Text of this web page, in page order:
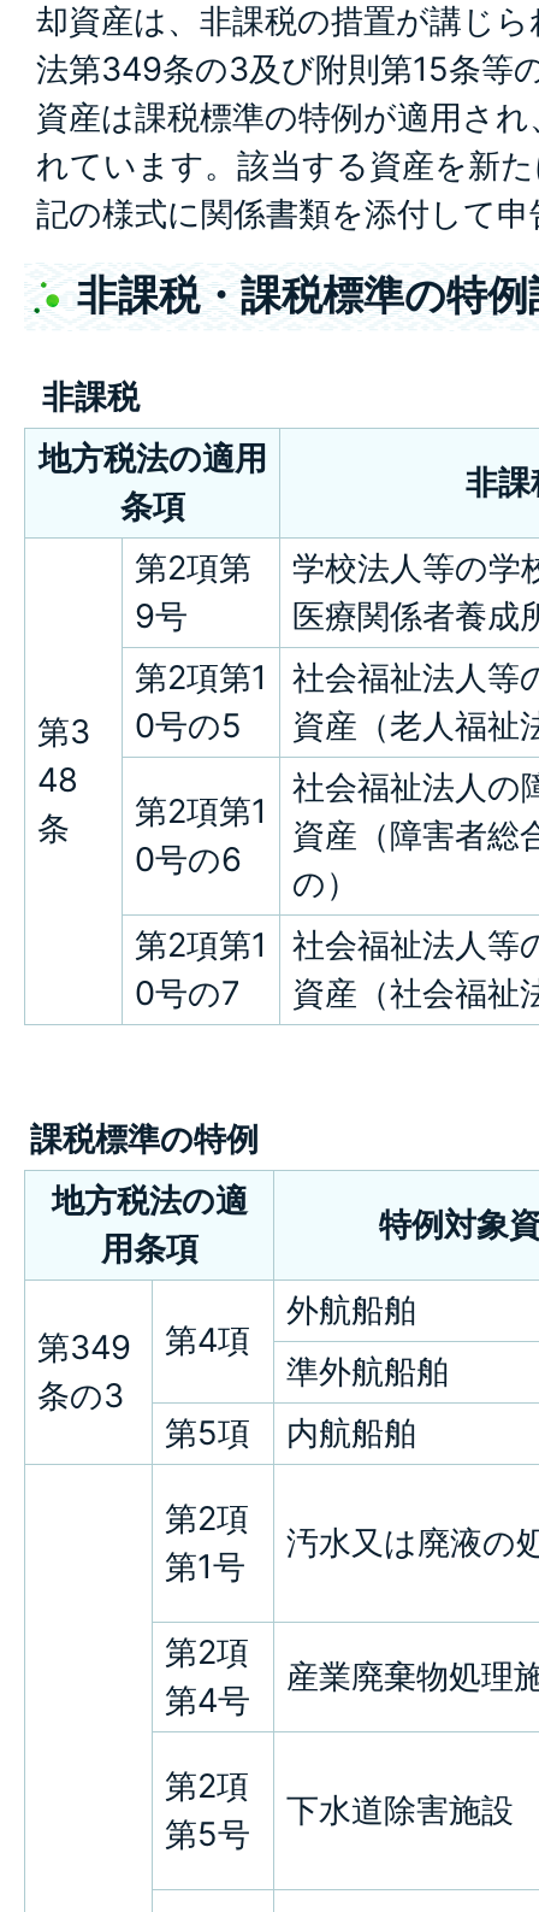
却資産は、非課税の措置が講じ
法第349条の3及び附則第15条等
資産は課税標準の特例が適用さ
れています。該当する資産を新
記の様式に関係書類を添付して
非課税・課税標準の特
非課税
地方税法の適用
条項
非課
第3
48
条
第2項第
9号
学校法人等の学
医療関係者養成
第2項第1
0号の5
社会福祉法人等
資産（老人福祉
第2項第1
0号の6
社会福祉法人の
資産（障害者総
の）
第2項第1
0号の7
社会福祉法人等
資産（社会福祉
課税標準の特例
地方税法の適
用条項
特例対象
第349
条の3
第4項
外航船舶
準外航船舶
第5項
内航船舶
第2項
第1号
汚水又は廃液の
第2項
第4号
産業廃棄物処理
第2項
第5号
下水道除害施設